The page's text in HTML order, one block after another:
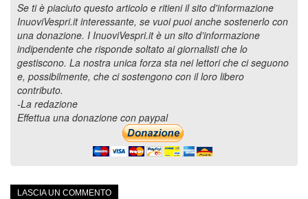
Se ti è piaciuto questo articolo e ritieni il sito d'informazione
InuoviVespri.it interessante, se vuoi puoi anche sostenerlo con
una donazione. I InuoviVespri.it è un sito d'informazione
indipendente che risponde soltato ai giornalisti che lo
gestiscono. La nostra unica forza sta nei lettori che ci seguono
e, possibilmente, che ci sostengono con il loro libero
contributo.
-La redazione
Effettua una donazione con paypal
LASCIA UN COMMENTO